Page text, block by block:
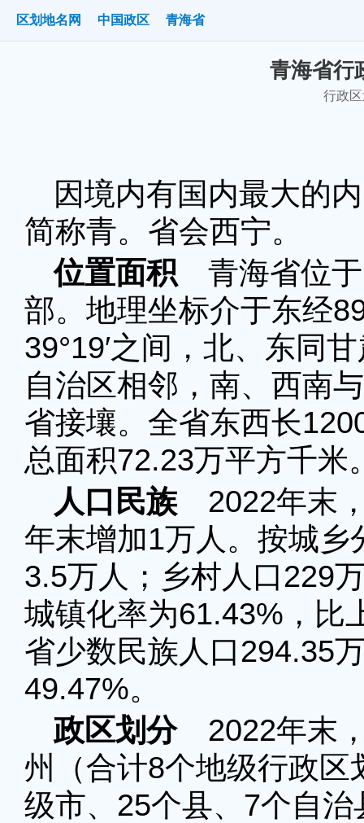
区划地名网 中国政区 青海省
青海省行
行政
因境内有国内最大的
简称青。省会西宁。
位置面积 青海省位于
部。地理坐标介于东经
39°19′之间，北、东同
自治区相邻，南、西南
省接壤。全省东西长
总面积72.23万平方千米
人口民族 2022年末
年末增加1万人。按城
3.5万人；乡村人口229
城镇化率为61.43%，比
省少数民族人口294.35
49.47%。
政区划分2022年末，
州（合计8个地级行政
级市、25个县、7个自